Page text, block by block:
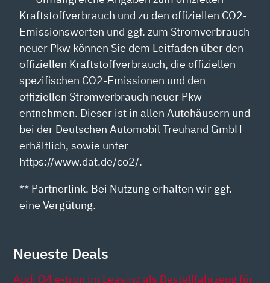
Kraftstoffverbrauch und zu den offiziellen CO2-
Emissionswerten und ggf. zum Stromverbrauch
neuer Pkw können Sie dem Leitfaden über den
offiziellen Kraftstoffverbrauch, die offiziellen
spezifischen CO2-Emissionen und den
offiziellen Stromverbrauch neuer Pkw
entnehmen. Dieser ist in allen Autohäusern und
bei der Deutschen Automobil Treuhand GmbH
erhältlich, sowie unter
https://www.dat.de/co2/.
** Partnerlink. Bei Nutzung erhalten wir ggf.
eine Vergütung.
Neueste Deals
Audi Q4 e-tron im Leasing als Bestellfahrzeug für